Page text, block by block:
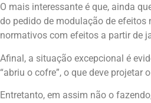
O mais interessante é que, ainda
do pedido de modulação de efeitos
normativos com efeitos a partir de
Afinal, a situação excepcional é
“abriu o cofre”, o que deve
Entretanto, em assim não o